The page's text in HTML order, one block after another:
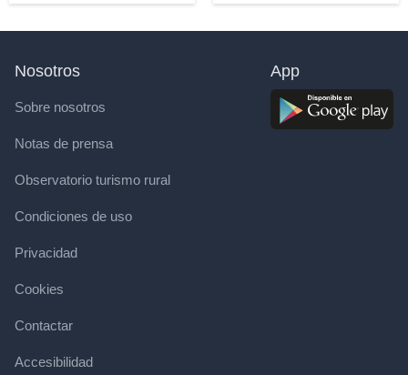
Nosotros
Sobre nosotros
Notas de prensa
Observatorio turismo rural
Condiciones de uso
Privacidad
Cookies
Contactar
Accesibilidad
App